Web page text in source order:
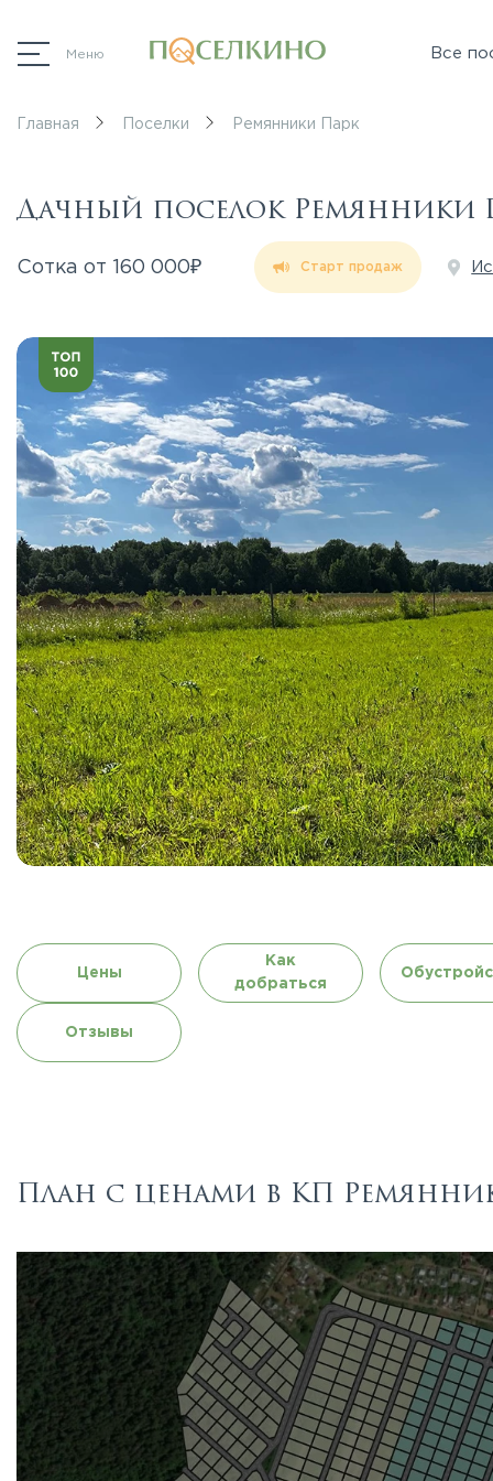
Меню Все
Главная Поселки Ремянники Парк
Дачный поселок Ремянники
Сотка от 160 000₽ Старт продаж
Цены
Как
добраться
Отзывы
План с ценами в КП